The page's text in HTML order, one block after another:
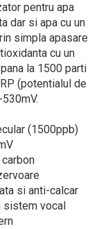
pentru apa
dar si apa cu un
simpla apasare
cu un
la 1500 parti
(potentialul de
(1500ppb)
si anti-calcar
sistem vocal